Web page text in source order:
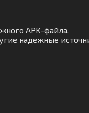
APK-файла.
надежные